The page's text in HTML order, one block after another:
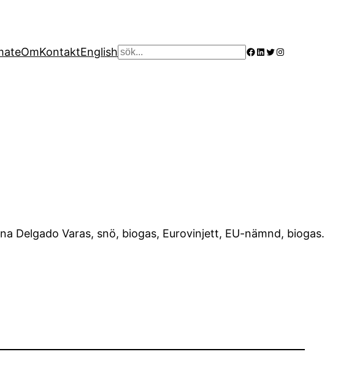
OmKontaktEnglish Sök Facebook
LinkedIn
Twitter
Instagram
Delgado Varas, snö, biogas, Eurovinjett, EU-nämnd, biogas.